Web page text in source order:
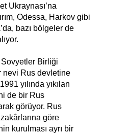
Ukraynası’na
Odessa, Harkov gibi
bazı bölgeler de
Birliği
nevi Rus devletine
yılında yıkılan
de bir Rus
görüyor. Rus
göre
kurulması ayrı bir